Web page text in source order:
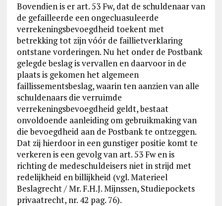
Bovendien is er art. 53 Fw, dat de schuldenaar van
de gefailleerde een ongecluasuleerde
verrekeningsbevoegdheid toekent met
betrekking tot zijn vóór de faillietverklaring
ontstane vorderingen. Nu het onder de Postbank
gelegde beslag is vervallen en daarvoor in de
plaats is gekomen het algemeen
faillissementsbeslag, waarin ten aanzien van alle
schuldenaars die verruimde
verrekeningsbevoegdheid geldt, bestaat
onvoldoende aanleiding om gebruikmaking van
die bevoegdheid aan de Postbank te ontzeggen.
Dat zij hierdoor in een gunstiger positie komt te
verkeren is een gevolg van art. 53 Fw en is
richting de medeschuldeisers niet in strijd met
redelijkheid en billijkheid (vgl. Materieel
Beslagrecht / Mr. F.H.J. Mijnssen, Studiepockets
privaatrecht, nr. 42 pag. 76).